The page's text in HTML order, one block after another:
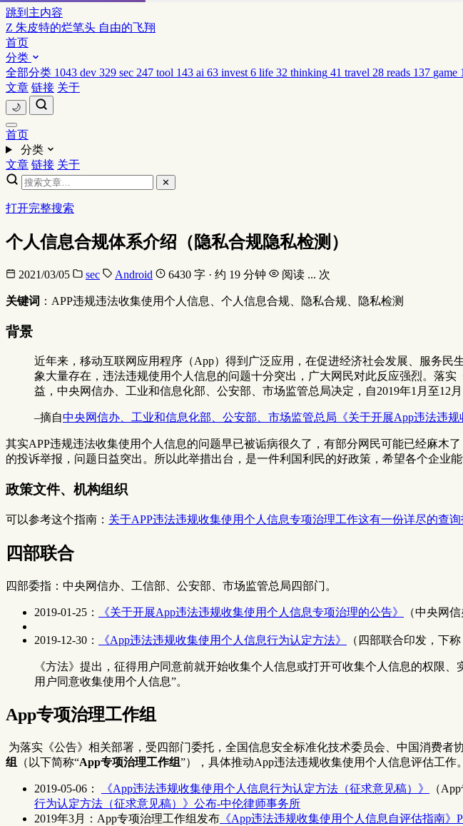
跳到主内容
Z 朱皮特的烂笔头 自由的飞翔
首页
分类
全部分类 1043 dev 329 sec 247 tool 143 ai 63 invest 6 life 32 thinking 41 travel 28 reads 137 game
文章 链接 关于
🌙
首页
分类
文章 链接 关于
✕
打开完整搜索
个人信息合规体系介绍（隐私合规隐私检测）
2021/03/05 sec Android 6430 字 · 约 19 分钟 阅读 ... 次
关键词 ：APP违规违法收集使用个人信息、个人信息合规、隐私合规、隐私检测
背景
近年来，移动互联网应用程序（App）得到广泛应用，在促进经济社会发展、服务
象大量存在，违法违规使用个人信息的问题十分突出，广大网民对此反应强烈。落
益，中央网信办、工业和信息化部、公安部、市场监管总局决定，自2019年1月至12
–摘自中央网信办、工业和信息化部、公安部、市场监管总局《关于开展App违法违规
其实APP违规违法收集使用个人信息的问题早已被诟病很久了，有部分网民可能已经麻
的投诉举报，问题日益突出。所以此举措出台，是一件利国利民的好政策，希望各个企业
政策文件、机构组织
可以参考这个指南： 关于APP违法违规收集使用个人信息专项治理工作这有一份详尽的查
四部联合
四部委指：中央网信办、工信部、公安部、市场监管总局四部门。
2019-01-25： 《关于开展App违法违规收集使用个人信息专项治理的公告》 （中央网
2019-12-30： 《App违法违规收集使用个人信息行为认定方法》 （四部联合印发，下称
《方法》提出，征得用户同意前就开始收集个人信息或打开可收集个人信息的权限
用户同意收集使用个人信息”。
App专项治理工作组
为落实《公告》相关部署，受四部门委托，全国信息安全标准化技术委员会、中国消费者
组
（以下简称“App专项治理工作组”），具体推动App违法违规收集使用个人信息评估工作。
2019-05-06： 《App违法违规收集使用个人信息行为认定方法（征求意见稿）》 （
行为认定方法（征求意见稿）》公布-中伦律师事务所
2019年3月：App专项治理工作组发布 《App违法违规收集使用个人信息自评估指南》